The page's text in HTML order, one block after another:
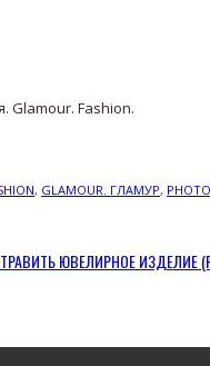
Glamour. Fashion.
, GLAMOUR. ГЛАМУР,
ЮВЕЛИРНОЕ ИЗДЕЛИЕ